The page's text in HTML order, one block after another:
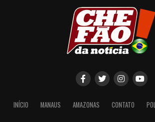
INÍCIO MANAUS AMAZONAS CONTATO